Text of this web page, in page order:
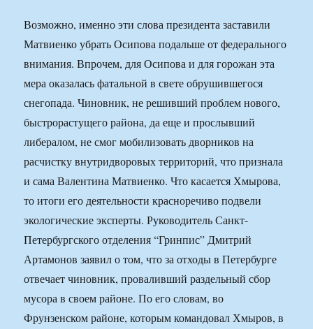
Возможно, именно эти слова президента заставили
Матвиенко убрать Осипова подальше от федерального
внимания. Впрочем, для Осипова и для горожан эта
мера оказалась фатальной в свете обрушившегося
снегопада. Чиновник, не решивший проблем нового,
быстрорастущего района, да еще и прослывший
либералом, не смог мобилизовать дворников на
расчистку внутридворовых территорий, что признала
и сама Валентина Матвиенко. Что касается Хмырова,
то итоги его деятельности красноречиво подвели
экологические эксперты. Руководитель Санкт-
Петербургского отделения “Гринпис” Дмитрий
Артамонов заявил о том, что за отходы в Петербурге
отвечает чиновник, проваливший раздельный сбор
мусора в своем районе. По его словам, во
Фрунзенском районе, которым командовал Хмыров, в